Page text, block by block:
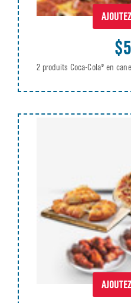
2 produits Coca-Cola® en